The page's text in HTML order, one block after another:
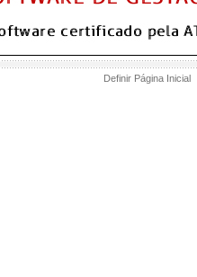
Definir Página Inicial